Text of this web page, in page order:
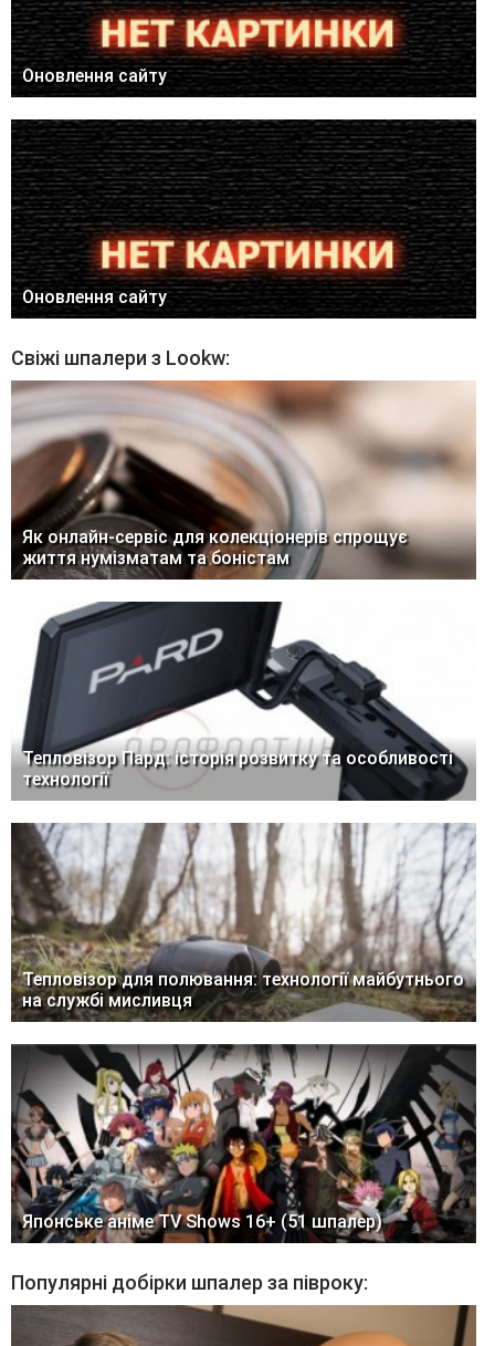
Оновлення сайту
Оновлення сайту
Свіжі шпалери з Lookw:
Як онлайн-сервіс для колекціонерів спрощує
життя нумізматам та боністам
Тепловізор Пард: історія розвитку та особливості
технології
Тепловізор для полювання: технології майбутнього
на службі мисливця
Японське аніме TV Shows 16+ (51 шпалер)
Популярні добірки шпалер за півроку: